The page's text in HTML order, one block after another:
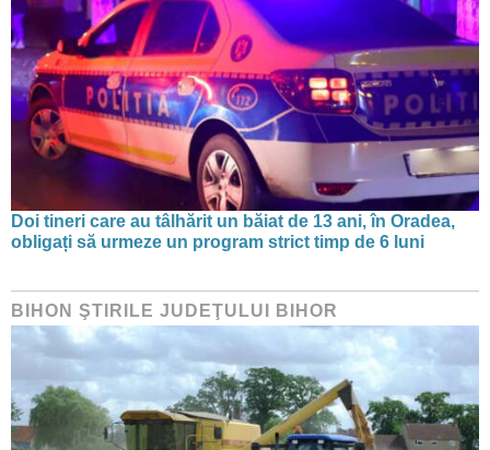
Doi tineri care au tâlhărit un băiat de 13 ani, în Oradea,
obligați să urmeze un program strict timp de 6 luni
BIHON ŞTIRILE JUDEŢULUI BIHOR